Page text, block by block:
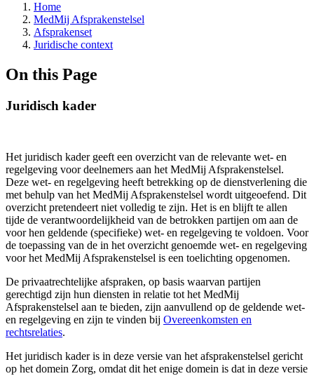
Home
MedMij Afsprakenstelsel
Afsprakenset
Juridische context
On this Page
Juridisch kader
Het juridisch kader geeft een overzicht van de relevante wet- en
regelgeving voor deelnemers aan het MedMij Afsprakenstelsel.
Deze wet- en regelgeving heeft betrekking op de dienstverlening die
met behulp van het MedMij Afsprakenstelsel wordt uitgeoefend. Dit
overzicht pretendeert niet volledig te zijn. Het is en blijft te allen
tijde de verantwoordelijkheid van de betrokken partijen om aan de
voor hen geldende (specifieke) wet- en regelgeving te voldoen. Voor
de toepassing van de in het overzicht genoemde wet- en regelgeving
voor het MedMij Afsprakenstelsel is een toelichting opgenomen.
De privaatrechtelijke afspraken, op basis waarvan partijen
gerechtigd zijn hun diensten in relatie tot het MedMij
Afsprakenstelsel aan te bieden, zijn aanvullend op de geldende wet-
en regelgeving en zijn te vinden bij Overeenkomsten en
rechtsrelaties.
Het juridisch kader is in deze versie van het afsprakenstelsel gericht
op het domein Zorg, omdat dit het enige domein is dat in deze versie